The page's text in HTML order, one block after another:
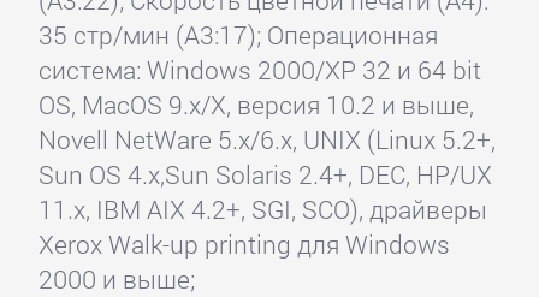
35 стр/мин (A3:17); Операционная
система: Windows 2000/XP 32 и 64 bit
OS, MacOS 9.x/X, версия 10.2 и выше,
Novell NetWare 5.x/6.x, UNIX (Linux 5.2+,
Sun OS 4.x,Sun Solaris 2.4+, DEC, HP/UX
11.x, IBM AIX 4.2+, SGI, SCO), драйверы
Xerox Walk-up printing для Windows
2000 и выше;